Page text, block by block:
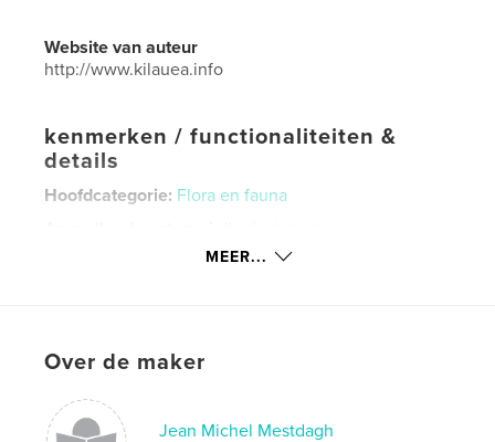
Website van auteur
http://www.kilauea.info
kenmerken / functionaliteiten &
details
Hoofdcategorie: Flora en fauna
Standaard liggend, 25×20 cm
Taal
French
volcans
MEER...
Over de maker
Jean Michel Mestdagh